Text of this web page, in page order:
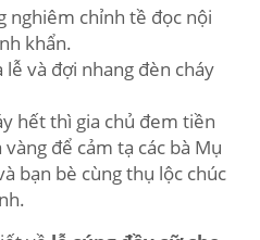
nghiêm chỉnh tề đọc nội
khẩn.
lễ và đợi nhang đèn cháy
hết thì gia chủ đem tiền
để cảm tạ các bà Mụ
bạn bè cùng thụ lộc chúc